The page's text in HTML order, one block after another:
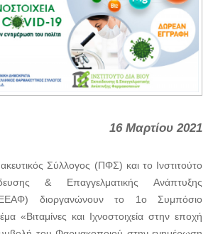
16 Μαρτίου 2021
Σύλλογος (ΠΦΣ) και το Ινστιτούτο
& Επαγγελματικής Ανάπτυξης
διοργανώνουν το 1ο Συμπόσιο
«Βιταμίνες και Ιχνοστοιχεία στην εποχή